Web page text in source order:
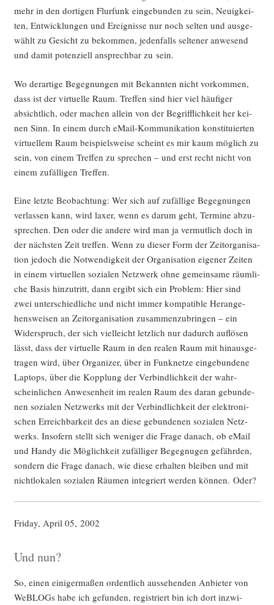
mehr in den dor­ti­gen Flur­funk ein­ge­bun­den zu sein, Neu­ig­kei­
ten, Ent­wick­lun­gen und Ereig­nis­se nur noch sel­ten und aus­ge­
wählt zu Gesicht zu bekom­men, jeden­falls sel­te­ner anwe­send
und damit poten­zi­ell ansprech­bar zu sein.
Wo der­ar­ti­ge Begeg­nun­gen mit Bekann­ten nicht vor­kom­men,
dass ist der vir­tu­el­le Raum. Tref­fen sind hier viel häu­fi­ger
absicht­lich, oder machen allein von der Begriff­lich­keit her kei­
nen Sinn. In einem durch eMail-Kom­mu­ni­ka­ti­on kon­sti­tu­ier­ten
vir­tu­el­lem Raum bei­spiels­wei­se scheint es mir kaum mög­lich zu
sein, von einem Tref­fen zu spre­chen – und erst recht nicht von
einem zufäl­li­gen Treffen.
Eine letz­te Beob­ach­tung: Wer sich auf zufäl­li­ge Begeg­nun­gen
ver­las­sen kann, wird laxer, wenn es dar­um geht, Ter­mi­ne abzu­
spre­chen. Den oder die ande­re wird man ja ver­mut­lich doch in
der nächs­ten Zeit tref­fen. Wenn zu die­ser Form der Zeit­or­ga­ni­sa­
ti­on jedoch die Not­wen­dig­keit der Orga­ni­sa­ti­on eige­ner Zei­ten
in einem vir­tu­el­len sozia­len Netz­werk ohne gemein­sa­me räum­li­
che Basis hin­zu­tritt, dann ergibt sich ein Pro­blem: Hier sind
zwei unter­schied­li­che und nicht immer kom­pa­ti­ble Her­an­ge­
hens­wei­sen an Zeit­or­ga­ni­sa­ti­on zusam­men­zu­brin­gen – ein
Wider­spruch, der sich viel­leicht letz­lich nur dadurch auf­lö­sen
lässt, dass der vir­tu­el­le Raum in den rea­len Raum mit hin­aus­ge­
tra­gen wird, über Orga­ni­zer, über in Funk­net­ze ein­ge­bun­de­ne
Lap­tops, über die Kopp­lung der Ver­bind­lich­keit der wahr­
schein­li­chen Anwe­sen­heit im rea­len Raum des dar­an gebun­de­
nen sozia­len Netz­werks mit der Ver­bind­lich­keit der elek­tro­ni­
schen Erreich­bar­keit des an die­se gebun­de­nen sozia­len Netz­
werks. Inso­fern stellt sich weni­ger die Fra­ge danach, ob eMail
und Han­dy die Mög­lich­keit zufäl­li­ger Begeg­nu­gen gefähr­den,
son­dern die Fra­ge danach, wie die­se erhal­ten blei­ben und mit
nicht­lo­ka­len sozia­len Räu­men inte­griert wer­den kön­nen. Oder?
Fri­day, April 05, 2002
Und nun?
So, einen eini­ger­ma­ßen ordent­lich aus­se­hen­den Anbie­ter von
WeB­LOGs habe ich gefun­den, regis­triert bin ich dort inzwi­